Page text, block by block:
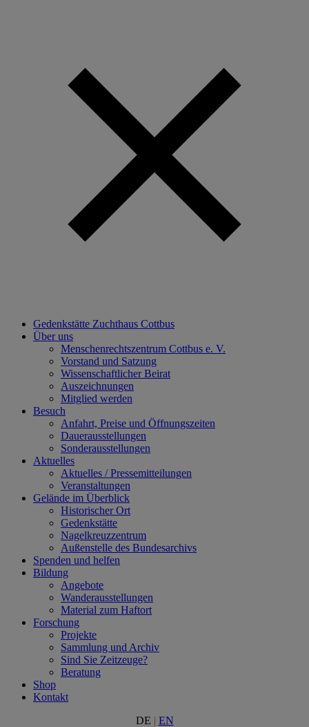
Gedenkstätte Zuchthaus Cottbus
Über uns
Menschenrechtszentrum Cottbus e. V.
Vorstand und Satzung
Wissenschaftlicher Beirat
Auszeichnungen
Mitglied werden
Besuch
Anfahrt, Preise und Öffnungszeiten
Dauerausstellungen
Sonderausstellungen
Aktuelles
Aktuelles / Pressemitteilungen
Veranstaltungen
Gelände im Überblick
Historischer Ort
Gedenkstätte
Nagelkreuzzentrum
Außenstelle des Bundesarchivs
Spenden und helfen
Bildung
Angebote
Wanderausstellungen
Material zum Haftort
Forschung
Projekte
Sammlung und Archiv
Sind Sie Zeitzeuge?
Beratung
Shop
Kontakt
DE | EN